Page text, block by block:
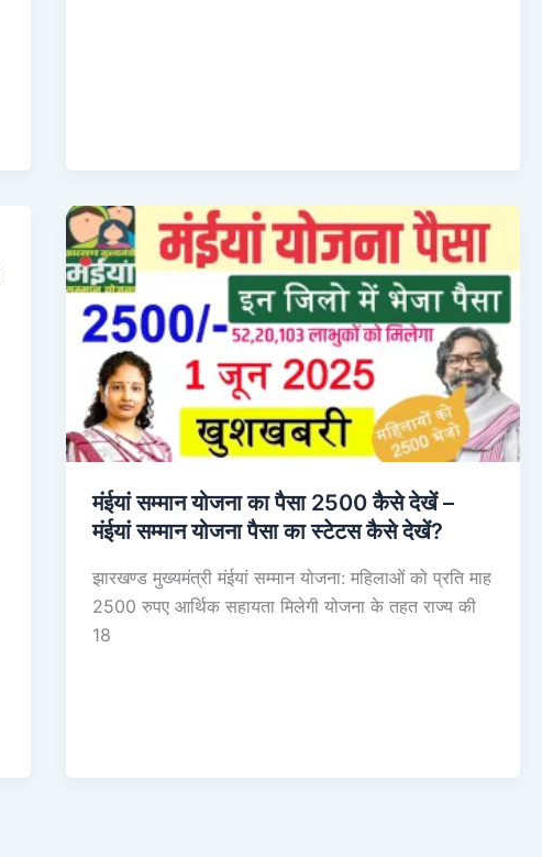
मंईयां सम्मान योजना का पैसा 2500 कैसे देखें –
मंईयां सम्मान योजना पैसा का स्टेटस कैसे देखें?
झारखण्ड मुख्यमंत्री मंईयां सम्मान योजना: महिलाओं को प्रति माह
2500 रुपए आर्थिक सहायता मिलेगी योजना के तहत राज्य की
18